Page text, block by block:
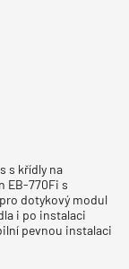
s křídly na
EB-770Fi s
dotykový modul
i po instalaci
pevnou instalaci